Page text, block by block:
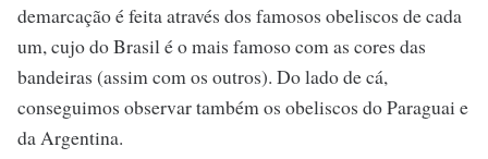
demarcação é feita através dos famosos obeliscos de cada
um, cujo do Brasil é o mais famoso com as cores das
bandeiras (assim com os outros). Do lado de cá,
conseguimos observar também os obeliscos do Paraguai e
da Argentina.